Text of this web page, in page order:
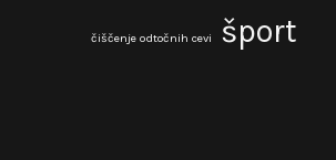
čiščenje odtočnih cevi šport